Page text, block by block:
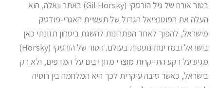
בטור אורח של גיל הורסקי (Gil Horsky) באתר וואלה, הוא
העלה את הפוטנציאל הגדול של תעשיית האגרי-פודטק
מישראל, להפוך לאחד הפתרונות להשגת ביטחון תזונתי כאן
בישראל ובמדינות נוספות בעולם. הטור של הורסקי (Horsky)
מגיע על רקע התייקרות מוצרי מזון רבים על המדפים, ולא רק
בישראל, כאשר סיבה עיקרית לכך היא המלחמה בין רוסיה